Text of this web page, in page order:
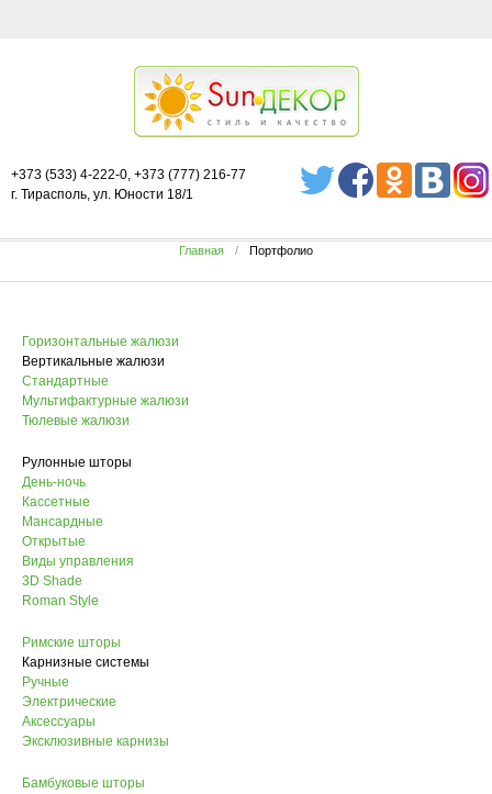
+373 (533) 4-222-0, +373 (777) 216-77
г. Тирасполь, ул. Юности 18/1
Главная Портфолио
Горизонтальные жалюзи
Вертикальные жалюзи
Стандартные
Мультифактурные жалюзи
Тюлевые жалюзи
Рулонные шторы
День-ночь
Кассетные
Мансардные
Открытые
Виды управления
3D Shade
Roman Style
Римские шторы
Карнизные системы
Ручные
Электрические
Аксессуары
Эксклюзивные карнизы
Бамбуковые шторы